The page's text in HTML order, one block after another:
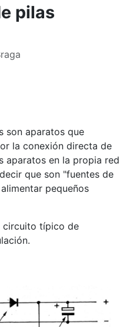
pilas
son aparatos que
la conexión directa de
aparatos en la propia red
que son "fuentes de
pequeños
circuito típico de